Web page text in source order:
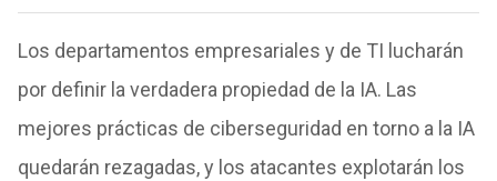
Los departamentos empresariales y de TI lucharán
por definir la verdadera propiedad de la IA. Las
mejores prácticas de ciberseguridad en torno a la IA
quedarán rezagadas, y los atacantes explotarán los